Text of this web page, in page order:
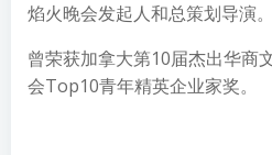
焰火晚会发起人和总策划导演。
曾荣获加拿大第10届杰出华商
会Top10青年精英企业家奖。